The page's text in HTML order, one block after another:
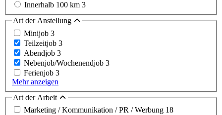
Innerhalb 100 km 3
Art der Anstellung
Minijob 3
Teilzeitjob 3
Abendjob 3
Nebenjob/Wochenendjob 3
Ferienjob 3
Mehr anzeigen
Art der Arbeit
Marketing / Kommunikation / PR / Werbung 18